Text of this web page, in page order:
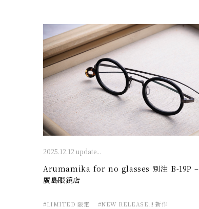
2025.12.12 update...
Arumamika for no glasses 別注 B-19P –
廣島眼鏡店
#LIMITED 限定 #NEW RELEASE!!! 新作